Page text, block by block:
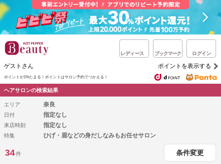
レディース ブックマーク ログイン
ゲストさん ポイントを表示する
ポイントが1%たまる！ ポイントはサロン予約でつかえる！
ヘアサロンの検索結果
エリア 奈良
日付 指定なし
来店時刻 指定なし
特集 ひげ・眉などの身だしなみもお任せサロン
34件 条件変更